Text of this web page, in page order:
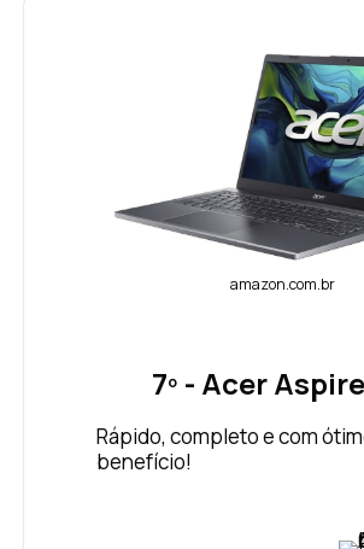
amazon.com.br
7º - Acer
Rápido, completo e com
benefício!